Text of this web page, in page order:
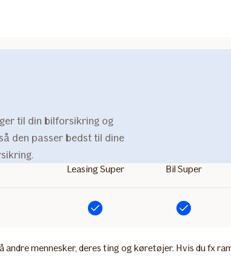
til din bilforsikring og
den passer bedst til dine
Leasing Super Bil Super
Inkluderet Inkluderet
mennesker, deres ting og køretøjer. Hvis du fx